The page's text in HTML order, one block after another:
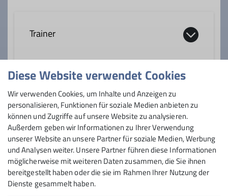
Ämter
Ausbildungsreferent Tourenleiter
Details
Trainer
Anmeldung
Anfrage senden
Sektion
Diese Website verwendet Cookies
Wir verwenden Cookies, um Inhalte und Anzeigen zu
personalisieren, Funktionen für soziale Medien anbieten zu
können und Zugriffe auf unsere Website zu analysieren.
Außerdem geben wir Informationen zu Ihrer Verwendung
unserer Website an unsere Partner für soziale Medien, Werbung
und Analysen weiter. Unsere Partner führen diese Informationen
möglicherweise mit weiteren Daten zusammen, die Sie ihnen
bereitgestellt haben oder die sie im Rahmen Ihrer Nutzung der
Dienste gesammelt haben.